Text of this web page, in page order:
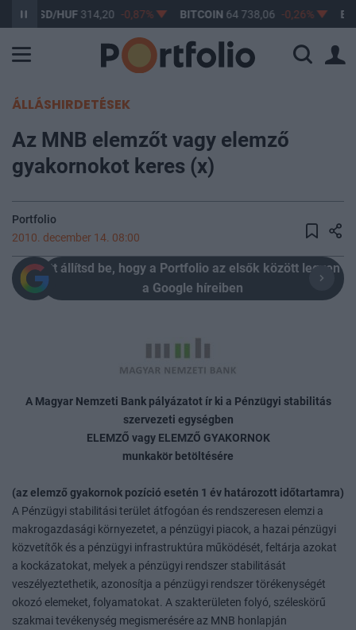
USD/HUF314,20 -0,87% BITCOIN64 738,06 -0,26% BUX
ÁLLÁSHIRDETÉSEK
Az MNB elemzőt vagy elemző
gyakornokot keres (x)
Portfolio
2010. december 14. 08:00
Itt állítsd be, hogy a Portfolio az elsők között legyen
a Google híreiben
A Magyar Nemzeti Bank pályázatot ír ki a Pénzügyi stabilitás
szervezeti egységben
ELEMZŐ vagy ELEMZŐ GYAKORNOK
munkakör betöltésére
(az elemző gyakornok pozíció esetén 1 év határozott időtartamra)
A Pénzügyi stabilitási terület átfogóan és rendszeresen elemzi a
makrogazdasági környezetet, a pénzügyi piacok, a hazai pénzügyi
közvetítők és a pénzügyi infrastruktúra működését, feltárja azokat
a kockázatokat, melyek a pénzügyi rendszer stabilitását
veszélyeztethetik, azonosítja a pénzügyi rendszer törékenységét
okozó elemeket, folyamatokat. A szakterületen folyó, széleskörű
szakmai tevékenység megismerésére az MNB honlapján